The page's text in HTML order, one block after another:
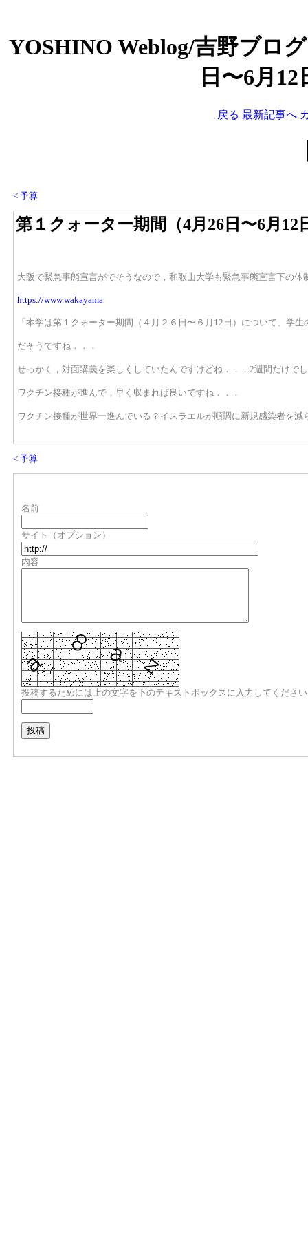
YOSHINO Weblog/吉野ブロ
日〜6月
戻る 最新記事へ
< 予算
第１クォーター期間（4月26日〜6月12
大阪で緊急事態宣言がでそうなので，和歌山大学も緊急事態宣言下の
https://www.wakayama
「本学は第１クォーター期間（４月２６日〜６月12日）について、学
だそうですね．．．
せっかく，対面講義を楽しくしていたんですけどね．．．2週間だけで
ワクチン接種が進んで，早く収まれば良いですね．．．
ワクチン接種が世界一進んでいる？イスラエルが順調に新規感染者を
< 予算
名前
サイト（オプション）
内容
投稿するためには上の文字を下のテキストボックスに入力してくださ